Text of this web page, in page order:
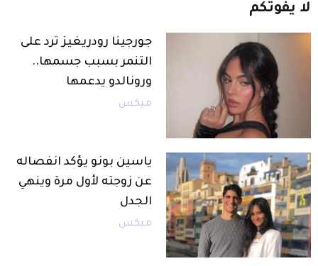
لا يفوتكم
جورجينا رودريغيز ترد على
التنمر بسبب جسمها..
ورونالدو يدعمها
ميكس
ياسين بونو يؤكد انفصاله
عن زوجته لأول مرة وينهي
الجدل
ميكس